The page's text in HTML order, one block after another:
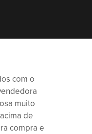
com o
muito
de
compra e